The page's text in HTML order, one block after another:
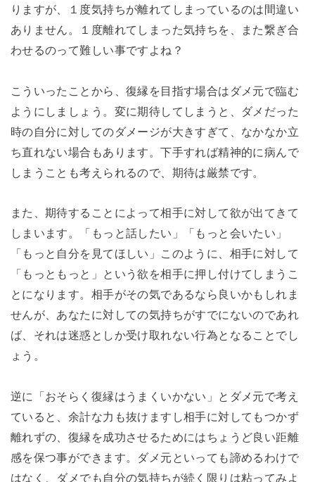
りますが、１度気持ちが離れてしまっているのは間違い
ありません。１度離れてしまった気持ちを、また繋ぎ合
わせるのって難しい事ですよね？
こういったことから、復縁を目指す場合はダメ元で臨む
ようにしましょう。変に期待してしまうと、ダメだった
時の自分に対してのダメージが大きすぎて、なかなか立
ち直れない場合もあります。下手すれば精神的に病んで
しまうことも考えられるので、期待は厳禁です。
また、期待することによって相手に対して欲が出てきて
しまいます。「もっと話したい」「もっと会いたい」
「もっと自分を見てほしい」このように、相手に対して
「もっともっと」という欲を相手に押し付けてしまうこ
とになります。相手がその気であるなら良いかもしれま
せんが、あなたに対しての気持ちがすでにないのであれ
ば、それは迷惑としか受け取れない行為となることでし
ょう。
逆に「おそらく復縁はうまくいかない」とダメ元で考え
ていると、余計な力も抜けますし相手に対してもつかず
離れずの、復縁を成功させるためにはちょうど良い距離
感を保つ事ができます。ダメ元といっても諦めるわけで
はなく、ダメでも自分の気持ちが続く限りは粘ってみよ